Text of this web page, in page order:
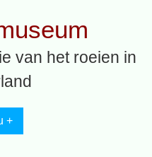
van het roeien in
+